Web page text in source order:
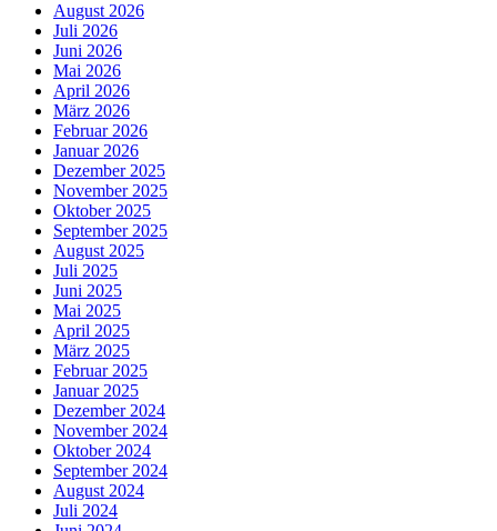
August 2026
Juli 2026
Juni 2026
Mai 2026
April 2026
März 2026
Februar 2026
Januar 2026
Dezember 2025
November 2025
Oktober 2025
September 2025
August 2025
Juli 2025
Juni 2025
Mai 2025
April 2025
März 2025
Februar 2025
Januar 2025
Dezember 2024
November 2024
Oktober 2024
September 2024
August 2024
Juli 2024